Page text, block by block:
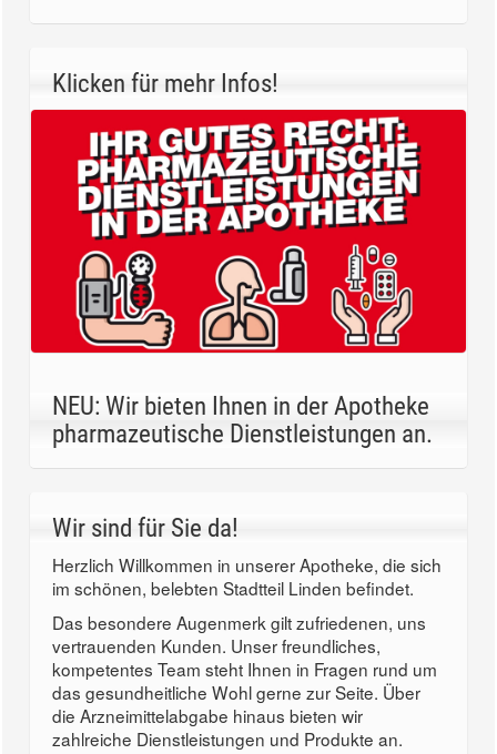
Klicken für mehr Infos!
NEU: Wir bieten Ihnen in der Apotheke
pharmazeutische Dienstleistungen an.
Wir sind für Sie da!
Herzlich Willkommen in unserer Apotheke, die sich
im schönen, belebten Stadtteil Linden befindet.
Das besondere Augenmerk gilt zufriedenen, uns
vertrauenden Kunden. Unser freundliches,
kompetentes Team steht Ihnen in Fragen rund um
das gesundheitliche Wohl gerne zur Seite. Über
die Arzneimittelabgabe hinaus bieten wir
zahlreiche Dienstleistungen und Produkte an.